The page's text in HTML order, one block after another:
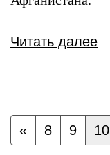
Читать далее
« 8 9 10